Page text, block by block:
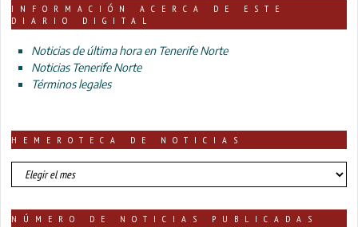
INFORMACIÓN ACERCA DE ESTE
DIARIO DIGITAL
Noticias de última hora en Tenerife Norte
Noticias Tenerife Norte
Términos legales
HEMEROTECA DE NOTICIAS
HEMEROTECA
DE
NÚMERO DE NOTICIAS PUBLICADAS